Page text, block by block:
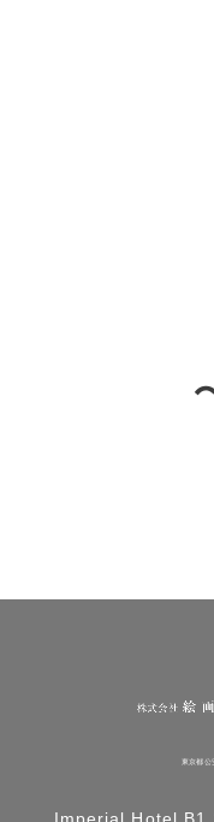
東京都
Imperial Hotel